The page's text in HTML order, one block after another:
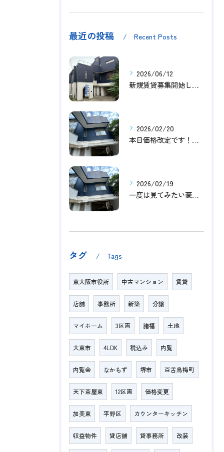
最近の投稿 Recent Posts
2026/06/12
新規賃貸募集開始しました！
2026/02/20
本日価格改定です！！このチャンスお見逃しなく！！！
2026/02/19
一度は見てみたい豪邸！！内覧受付中です～☆
タグ Tags
東大阪市役所 中古マンション 賃貸
店舗 事務所 新築 分譲
マイホーム 3区画 諸福 土地
大東市 4LDK 税込み 内覧
内覧会 なかもず 堺市 百舌鳥梅町
天下茶屋東 12区画 価格変更
加美東 平野区 カウンターキッチン
収益物件 貸店舗 貸事務所 改装